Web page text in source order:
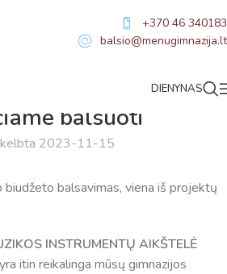
+370 46 340183
balsio@menugimnazija.lt
DIENYNAS
balsuoti
2023-11-15
balsavimas, viena iš projektų
INSTRUMENTŲ AIKŠTELĖ
yra itin reikalinga mūsų gimnazijos